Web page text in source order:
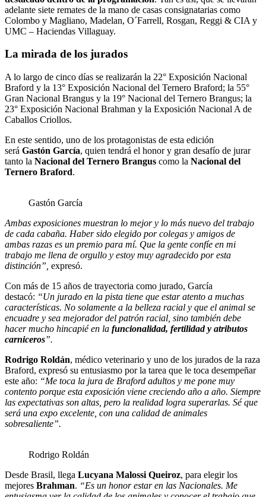
adelante siete remates de la mano de casas consignatarias como
Colombo y Magliano, Madelan, O´Farrell, Rosgan, Reggi & CIA y
UMC – Haciendas Villaguay.
La mirada de los jurados
A lo largo de cinco días se realizarán la 22° Exposición Nacional
Braford y la 13° Exposición Nacional del Ternero Braford; la 55°
Gran Nacional Brangus y la 19° Nacional del Ternero Brangus; la
23° Exposición Nacional Brahman y la Exposición Nacional A de
Caballos Criollos.
En este sentido, uno de los protagonistas de esta edición
será Gastón García, quien tendrá el honor y gran desafío de jurar
tanto la Nacional del Ternero Brangus como la Nacional del
Ternero Braford.
Gastón García
Ambas exposiciones muestran lo mejor y lo más nuevo del trabajo
de cada cabaña. Haber sido elegido por colegas y amigos de
ambas razas es un premio para mí. Que la gente confíe en mi
trabajo me llena de orgullo y estoy muy agradecido por esta
distinción”, expresó.
Con más de 15 años de trayectoria como jurado, García
destacó: “Un jurado en la pista tiene que estar atento a muchas
características. No solamente a la belleza racial y que el animal se
encuadre y sea mejorador del patrón racial, sino también debe
hacer mucho hincapié en la funcionalidad, fertilidad y atributos
carniceros”.
Rodrigo Roldán, médico veterinario y uno de los jurados de la raza
Braford, expresó su entusiasmo por la tarea que le toca desempeñar
este año: “Me toca la jura de Braford adultos y me pone muy
contento porque esta exposición viene creciendo año a año. Siempre
las expectativas son altas, pero la realidad logra superarlas. Sé que
será una expo excelente, con una calidad de animales
sobresaliente”.
Rodrigo Roldán
Desde Brasil, llega Lucyana Malossi Queiroz, para elegir los
mejores Brahman. “Es un honor estar en las Nacionales. Me